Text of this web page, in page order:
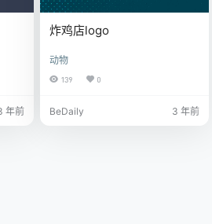
年前
炸鸡店logo
动物
139 0
BeDaily 3 年前